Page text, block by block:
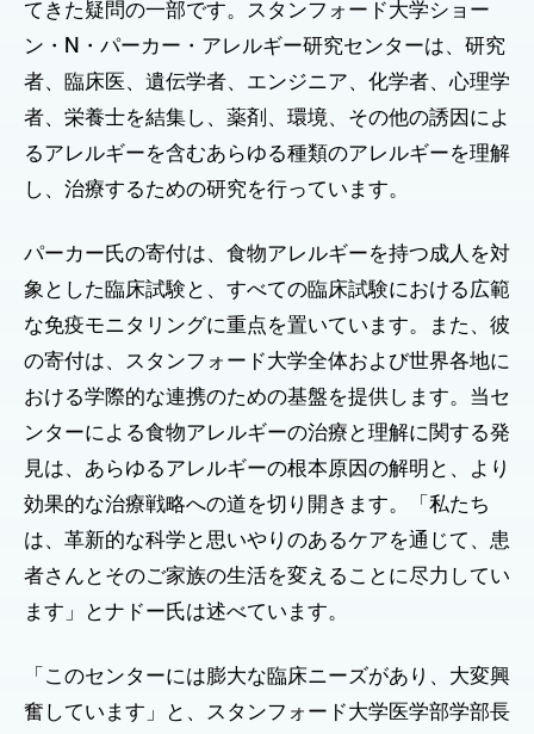
てきた疑問の一部です。スタンフォード大学ショー
ン・N・パーカー・アレルギー研究センターは、研究
者、臨床医、遺伝学者、エンジニア、化学者、心理学
者、栄養士を結集し、薬剤、環境、その他の誘因によ
るアレルギーを含むあらゆる種類のアレルギーを理解
し、治療するための研究を行っています。
パーカー氏の寄付は、食物アレルギーを持つ成人を対
象とした臨床試験と、すべての臨床試験における広範
な免疫モニタリングに重点を置いています。また、彼
の寄付は、スタンフォード大学全体および世界各地に
おける学際的な連携のための基盤を提供します。当セ
ンターによる食物アレルギーの治療と理解に関する発
見は、あらゆるアレルギーの根本原因の解明と、より
効果的な治療戦略への道を切り開きます。「私たち
は、革新的な科学と思いやりのあるケアを通じて、患
者さんとそのご家族の生活を変えることに尽力してい
ます」とナドー氏は述べています。
「このセンターには膨大な臨床ニーズがあり、大変興
奮しています」と、スタンフォード大学医学部学部長